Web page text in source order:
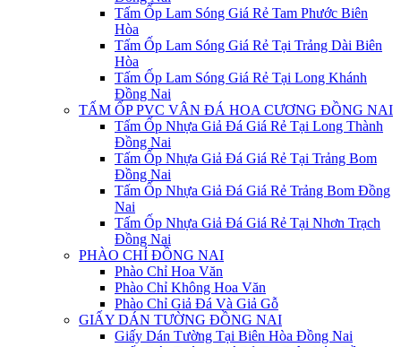
Tấm Ốp Lam Sóng Giá Rẻ Tam Phước Biên
Hòa
Tấm Ốp Lam Sóng Giá Rẻ Tại Trảng Dài Biên
Hòa
Tấm Ốp Lam Sóng Giá Rẻ Tại Long Khánh
Đồng Nai
TẤM ỐP PVC VÂN ĐÁ HOA CƯƠNG ĐỒNG NAI
Tấm Ốp Nhựa Giả Đá Giá Rẻ Tại Long Thành
Đồng Nai
Tấm Ốp Nhựa Giả Đá Giá Rẻ Tại Trảng Bom
Đồng Nai
Tấm Ốp Nhựa Giả Đá Giá Rẻ Trảng Bom Đồng
Nai
Tấm Ốp Nhựa Giả Đá Giá Rẻ Tại Nhơn Trạch
Đồng Nai
PHÀO CHỈ ĐỒNG NAI
Phào Chỉ Hoa Văn
Phào Chỉ Không Hoa Văn
Phào Chỉ Giả Đá Và Giả Gỗ
GIẤY DÁN TƯỜNG ĐỒNG NAI
Giấy Dán Tường Tại Biên Hòa Đồng Nai